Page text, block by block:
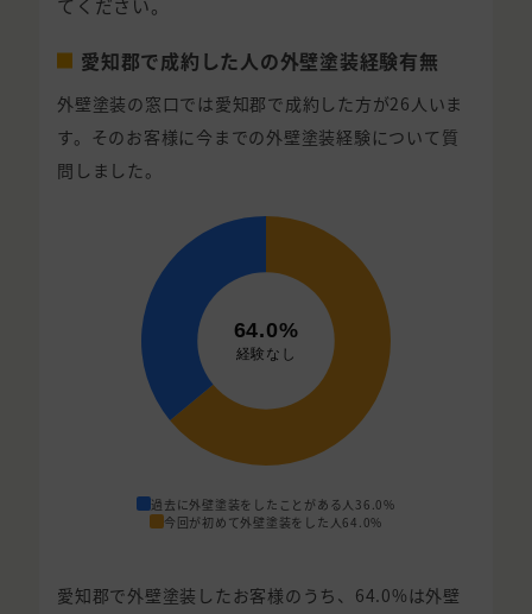
てください。
愛知郡で成約した人の外壁塗装経験有無
外壁塗装の窓口では愛知郡で成約した方が26人いま
す。そのお客様に今までの外壁塗装経験について質
問しました。
過去に外壁塗装をしたことがある人 36.0%
今回が初めて外壁塗装をした人64.0%
愛知郡で外壁塗装したお客様のうち、64.0%は外壁